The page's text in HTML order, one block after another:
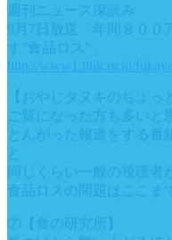
週刊ニュース深読み
9月7日放送「年間８０
す”食品ロス”」
http://www1.nhk.or.jp/
【おやじタヌキのちょっ
ご覧になった方も多いと
とんがった報道をする番
と
同じくらい一般の視聴者
食品ロスの問題はここま
⑦【食の研究所】